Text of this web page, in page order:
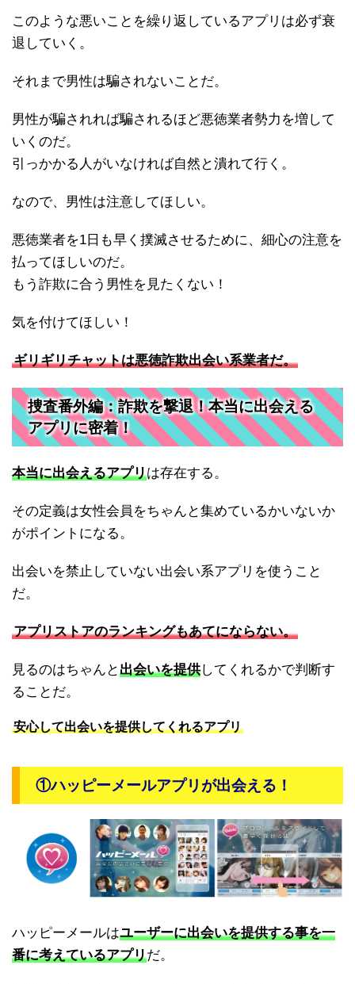
このような悪いことを繰り返しているアプリは必ず衰
退していく。
それまで男性は騙されないことだ。
男性が騙されれば騙されるほど悪徳業者勢力を増して
いくのだ。
引っかかる人がいなければ自然と潰れて行く。
なので、男性は注意してほしい。
悪徳業者を1日も早く撲滅させるために、細心の注意を
払ってほしいのだ。
もう詐欺に合う男性を見たくない！
気を付けてほしい！
ギリギリチャットは悪徳詐欺出会い系業者だ。
捜査番外編：詐欺を撃退！本当に出会える
アプリに密着！
本当に出会えるアプリは存在する。
その定義は女性会員をちゃんと集めているかいないか
がポイントになる。
出会いを禁止していない出会い系アプリを使うこと
だ。
アプリストアのランキングもあてにならない。
見るのはちゃんと出会いを提供してくれるかで判断す
ることだ。
安心して出会いを提供してくれるアプリ
①ハッピーメールアプリが出会える！
ハッピーメールはユーザーに出会いを提供する事を一
番に考えているアプリだ。